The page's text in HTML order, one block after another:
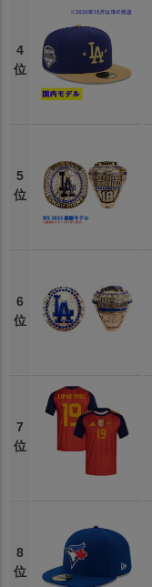
4
位
5
位
6
位
7
位
8
位